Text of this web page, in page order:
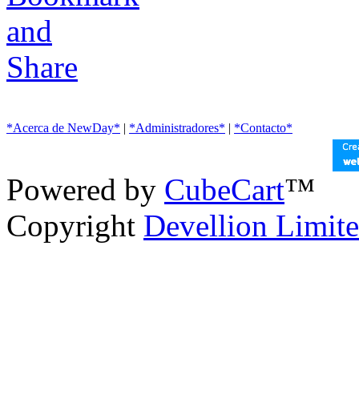
*Acerca de NewDay* | *Administradores* | *Contacto*
Powered by CubeCart™
Copyright Devellion